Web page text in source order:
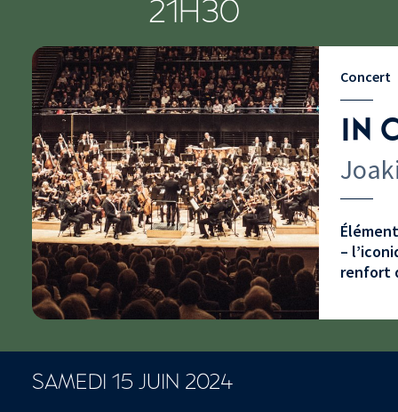
21H30
Concert
IN
–
renfort
SAMEDI 15 JUIN 2024